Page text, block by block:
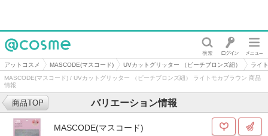
@cosme
アットコスメ MASCODE(マスコード) UVカットグリッター （ピーチブロンズ紐）
ライ
MASCODE(マスコード) / UVカットグリッター （ピーチブロンズ紐） ライトモカブラウン 商品
情報
バリエーション情報
商品TOP
MASCODE(マスコード)